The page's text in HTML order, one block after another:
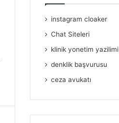
instagram cloaker
Chat Siteleri
klinik yonetim yazilimi
denklik başvurusu
ceza avukatı